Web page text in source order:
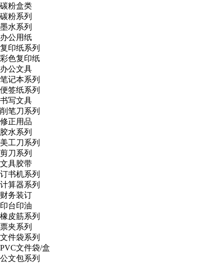
碳粉盒类
碳粉系列
墨水系列
办公用纸
复印纸系列
彩色复印纸
办公文具
笔记本系列
便签纸系列
书写文具
削笔刀系列
修正用品
胶水系列
美工刀系列
剪刀系列
文具胶带
订书机系列
计算器系列
财务装订
印台印油
橡皮筋系列
票夹系列
文件袋系列
PVC文件袋/盒
公文包系列